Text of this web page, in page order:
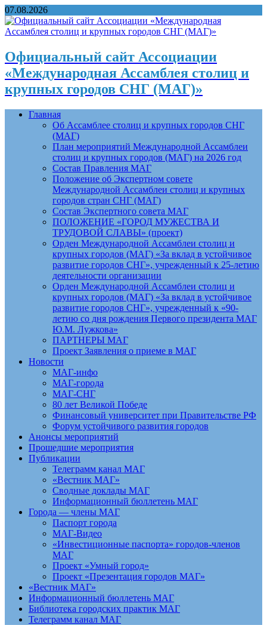
07.08.2026
Официальный сайт Ассоциации
«Международная Ассамблея столиц и
крупных городов СНГ (МАГ)»
Главная
Об Ассамблее столиц и крупных городов СНГ
(МАГ)
План мероприятий Международной Ассамблеи
столиц и крупных городов (МАГ) на 2026 год
Состав Правления МАГ
Положение об Экспертном совете
Международной Ассамблеи столиц и крупных
городов стран СНГ (МАГ)
Состав Экспертного совета МАГ
ПОЛОЖЕНИЕ «ГОРОД МУЖЕСТВА И
ТРУДОВОЙ СЛАВЫ» (проект)
Орден Международной Ассамблеи столиц и
крупных городов (МАГ) «За вклад в устойчивое
развитие городов СНГ», учрежденный к 25-летию
деятельности организации
Орден Международной Ассамблеи столиц и
крупных городов (МАГ) «За вклад в устойчивое
развитие городов СНГ», учрежденный к «90-
летию со дня рождения Первого президента МАГ
Ю.М. Лужкова»
ПАРТНЕРЫ МАГ
Проект Заявления о приеме в МАГ
Новости
МАГ-инфо
МАГ-города
МАГ-СНГ
80 лет Великой Победе
Финансовый университет при Правительстве РФ
Форум устойчивого развития городов
Анонсы мероприятий
Прошедшие мероприятия
Публикации
Телеграмм канал МАГ
«Вестник МАГ»
Сводные доклады МАГ
Информационный бюллетень МАГ
Города — члены МАГ
Паспорт города
МАГ-Видео
«Инвестиционные паспорта» городов-членов
МАГ
Проект «Умный город»
Проект «Презентация городов МАГ»
«Вестник МАГ»
Информационный бюллетень МАГ
Библиотека городских практик МАГ
Телеграмм канал МАГ